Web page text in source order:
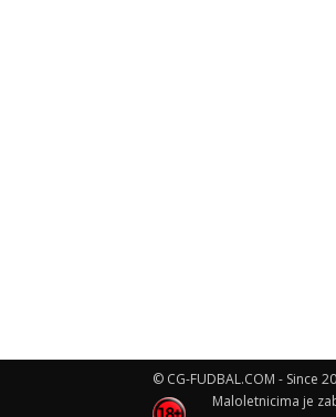
© CG-FUDBAL.COM - Since
Maloletnicima je